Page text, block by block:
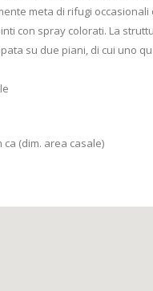
meta di rifugi occasionali
con spray colorati. La
su due piani, di cui uno
ca (dim. area casale)